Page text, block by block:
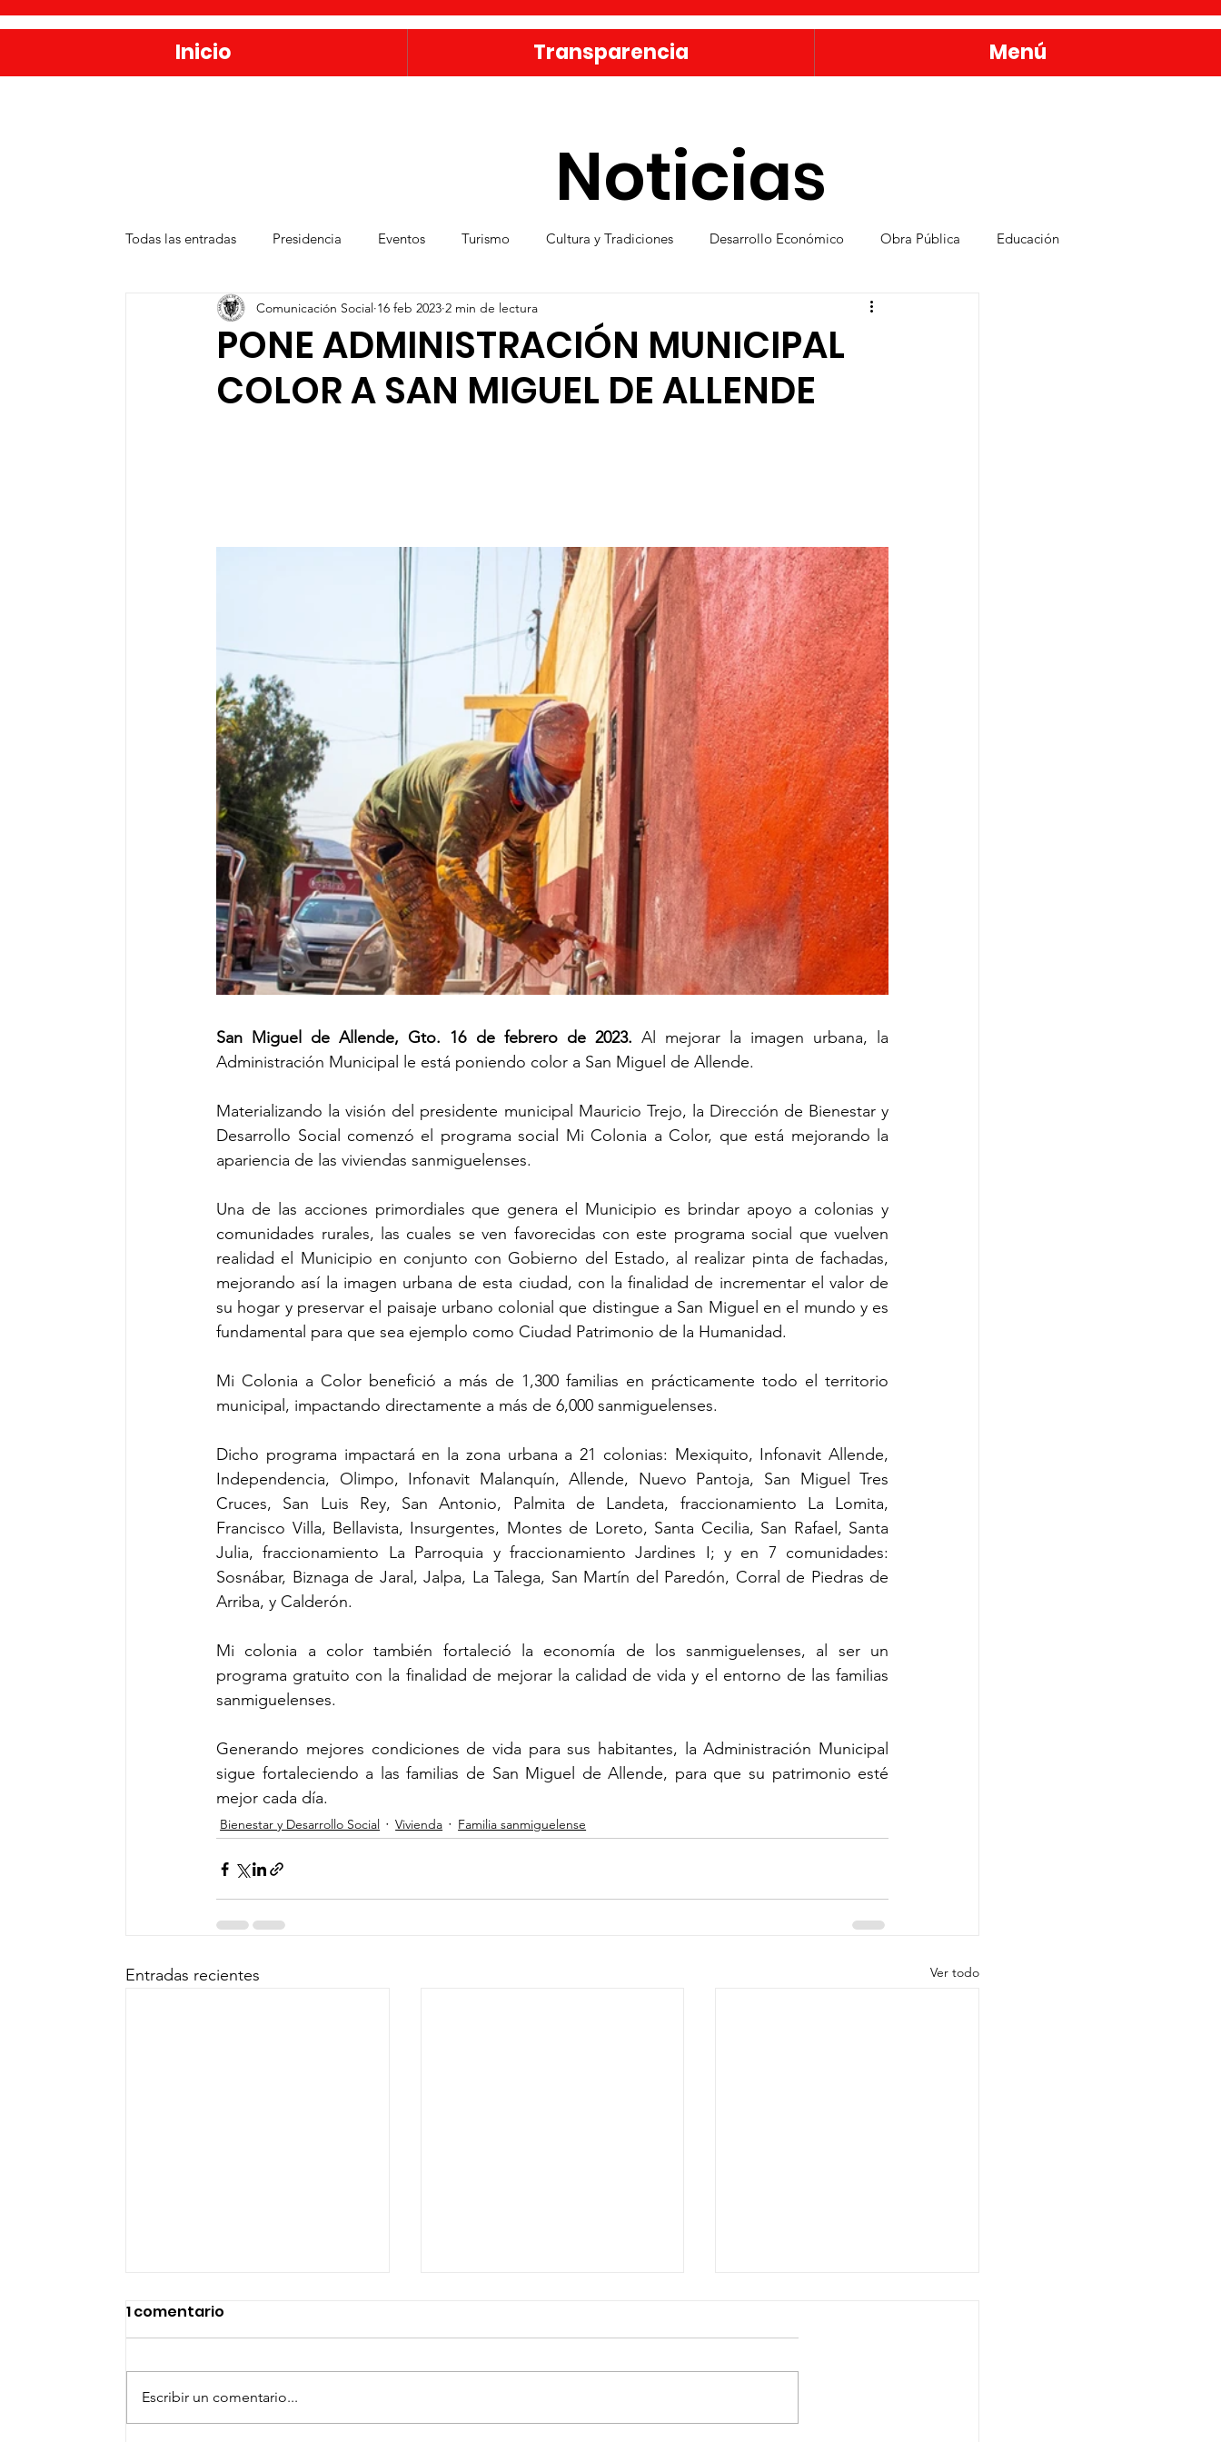
Todas las entradas Presidencia Eventos Turismo Cultura y Tradiciones Desarrollo Económico Obra Pública Educación
Agua y Alcantarillado Deporte Medio Ambiente Bienestar y Desarrollo Social
Publicaciones Administración Pública Familia sanmiguelense Jóvenes Mujeres Servicios Públicos
PONE ADMINISTRACIÓN MUNICIPAL
COLOR A SAN MIGUEL DE ALLENDE
Comunicación Social 16 feb 2023 2 min de lectura
San Miguel de Allende, Gto. 16 de febrero de 2023. Al mejorar la imagen urbana, la
Administración Municipal le está poniendo color a San Miguel de Allende.
Materializando la visión del presidente municipal Mauricio Trejo, la Dirección de Bienestar y
Desarrollo Social comenzó el programa social Mi Colonia a Color, que está mejorando la
apariencia de las viviendas sanmiguelenses.
Una de las acciones primordiales que genera el Municipio es brindar apoyo a colonias y
comunidades rurales, las cuales se ven favorecidas con este programa social que vuelven
realidad el Municipio en conjunto con Gobierno del Estado, al realizar pinta de fachadas,
mejorando así la imagen urbana de esta ciudad, con la finalidad de incrementar el valor de
su hogar y preservar el paisaje urbano colonial que distingue a San Miguel en el mundo y es
fundamental para que sea ejemplo como Ciudad Patrimonio de la Humanidad.
Mi Colonia a Color benefició a más de 1,300 familias en prácticamente todo el territorio
municipal, impactando directamente a más de 6,000 sanmiguelenses.
Dicho programa impactará en la zona urbana a 21 colonias: Mexiquito, Infonavit Allende,
Independencia, Olimpo, Infonavit Malanquín, Allende, Nuevo Pantoja, San Miguel Tres
Cruces, San Luis Rey, San Antonio, Palmita de Landeta, fraccionamiento La Lomita,
Francisco Villa, Bellavista, Insurgentes, Montes de Loreto, Santa Cecilia, San Rafael, Santa
Julia, fraccionamiento La Parroquia y fraccionamiento Jardines I; y en 7 comunidades:
Sosnábar, Biznaga de Jaral, Jalpa, La Talega, San Martín del Paredón, Corral de Piedras de
Arriba, y Calderón.
Mi colonia a color también fortaleció la economía de los sanmiguelenses, al ser un
programa gratuito con la finalidad de mejorar la calidad de vida y el entorno de las familias
sanmiguelenses.
Generando mejores condiciones de vida para sus habitantes, la Administración Municipal
sigue fortaleciendo a las familias de San Miguel de Allende, para que su patrimonio esté
mejor cada día.
Bienestar y Desarrollo Social Vivienda Familia sanmiguelense
Entradas recientes Ver todo
1 comentario
Escribir un comentario...
Inicio Transparencia Menú
Noticias